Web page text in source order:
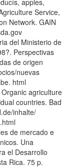
apples,
Service,
Network. GAIN
del Ministerio de
Perspectivas
de origen
nuevas
html
agriculture
countries. Bad
inhalte/
de mercado e
Una
el Desarrollo
Rica. 75 p.